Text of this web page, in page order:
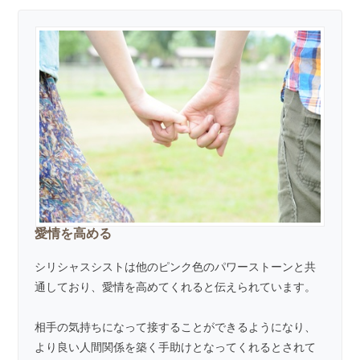
愛情を高める
シリシャスシストは他のピンク色のパワーストーンと共
通しており、愛情を高めてくれると伝えられています。
相手の気持ちになって接することができるようになり、
より良い人間関係を築く手助けとなってくれるとされて